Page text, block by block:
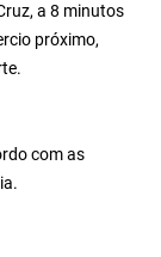
a 8 minutos
próximo,
com as